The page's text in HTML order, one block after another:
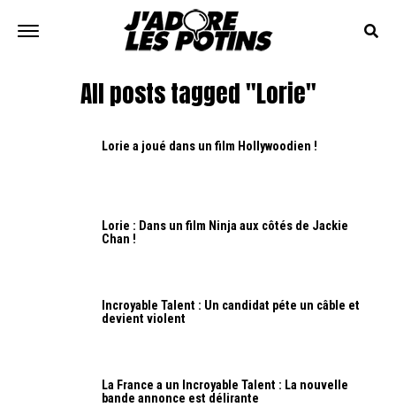
All posts tagged "Lorie"
Lorie a joué dans un film Hollywoodien !
Lorie : Dans un film Ninja aux côtés de Jackie
Chan !
Incroyable Talent : Un candidat péte un câble et
devient violent
La France a un Incroyable Talent : La nouvelle
bande annonce est délirante